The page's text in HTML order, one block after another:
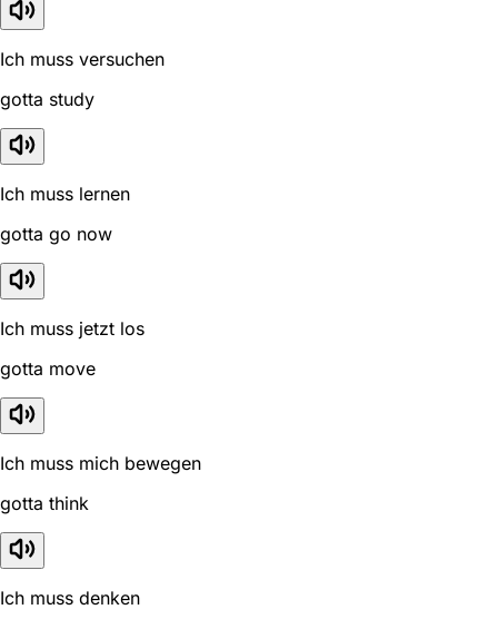
Ich muss versuchen
gotta study
Ich muss lernen
gotta go now
Ich muss jetzt los
gotta move
Ich muss mich bewegen
gotta think
Ich muss denken